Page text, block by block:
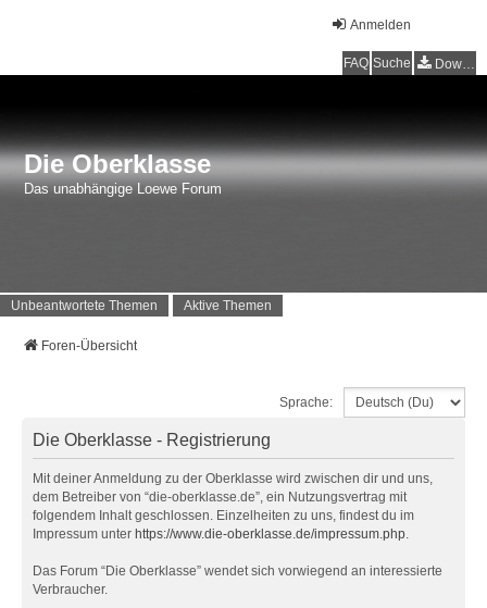
Anmelden
FAQ Suche Downloads
Die Oberklasse
Das unabhängige Loewe Forum
Unbeantwortete Themen Aktive Themen
Foren-Übersicht
Sprache:
Die Oberklasse - Registrierung
Mit deiner Anmeldung zu der Oberklasse wird zwischen dir und uns,
dem Betreiber von “die-oberklasse.de”, ein Nutzungsvertrag mit
folgendem Inhalt geschlossen. Einzelheiten zu uns, findest du im
Impressum unter https://www.die-oberklasse.de/impressum.php.
Das Forum “Die Oberklasse” wendet sich vorwiegend an interessierte
Verbraucher.